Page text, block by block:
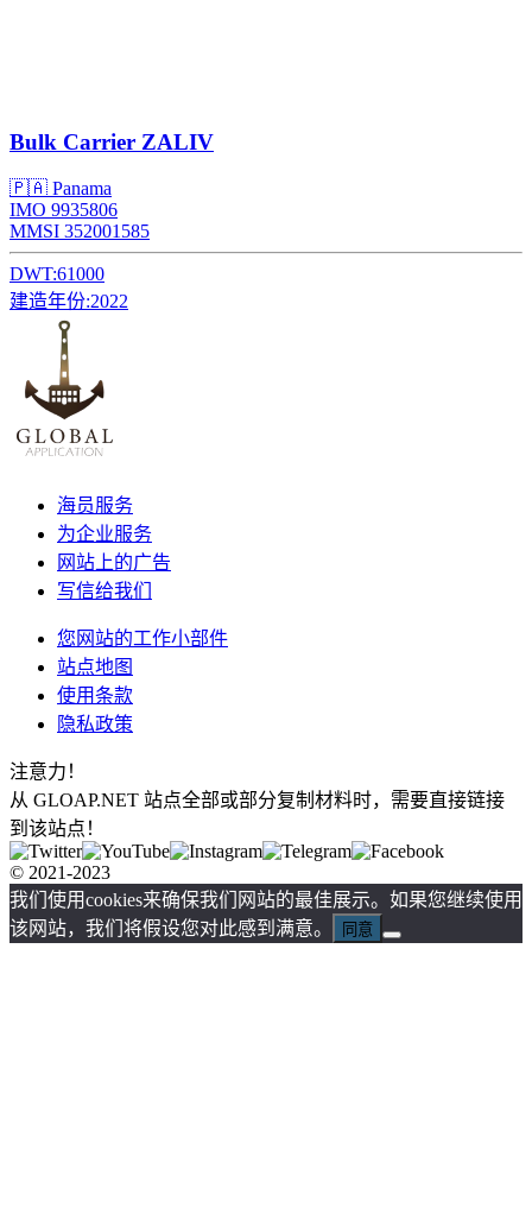
Bulk Carrier ZALIV
🇵🇦 Panama
IMO 9935806
MMSI 352001585
DWT:61000
建造年份:2022
海员服务
为企业服务
网站上的广告
写信给我们
您网站的工作小部件
站点地图
使用条款
隐私政策
注意力！
从 GLOAP.NET 站点全部或部分复制材料时，需要直接链接
到该站点！
© 2021-2023
我们使用cookies来确保我们网站的最佳展示。如果您继续使用
该网站，我们将假设您对此感到满意。
同意